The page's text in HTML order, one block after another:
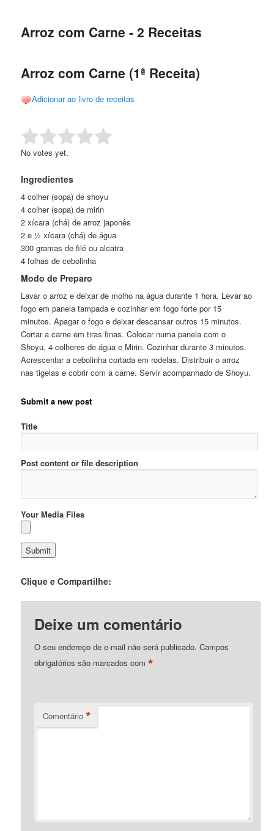
conteúdo
conteúdo
Arroz com Carne - 2 Receitas
Arroz com Carne (1ª Receita)
Adicionar ao livro de receitas
Rate this item: Submit Rating
No votes yet.
Ingredientes
4 colher (sopa) de shoyu
4 colher (sopa) de mirin
2 xícara (chá) de arroz japonês
2 e ½ xícara (chá) de água
300 gramas de filé ou alcatra
4 folhas de cebolinha
Modo de Preparo
Lavar o arroz e deixar de molho na água durante 1 hora. Levar ao
fogo em panela tampada e cozinhar em fogo forte por 15
minutos. Apagar o fogo e deixar descansar outros 15 minutos.
Cortar a carne em tiras finas. Colocar numa panela com o
Shoyu, 4 colheres de água e Mirin. Cozinhar durante 3 minutos.
Acrescentar a cebolinha cortada em rodelas. Distribuir o arroz
nas tigelas e cobrir com a carne. Servir acompanhado de Shoyu.
Submit a new post
Title
Post content or file description
Your Media Files
Clique e Compartilhe:
Deixe um comentário
O seu endereço de e-mail não será publicado. Campos
obrigatórios são marcados com*
Comentário *